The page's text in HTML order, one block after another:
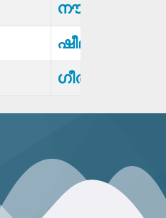
നൗഷാദ് ആർ
ഷീലാകുമാരി
ഗീത